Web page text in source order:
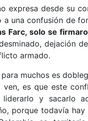
expresa desde su
a una confusión de
Farc, solo se
dejación
armado.
muchos es
es que este
y sacarlo
porque todavía